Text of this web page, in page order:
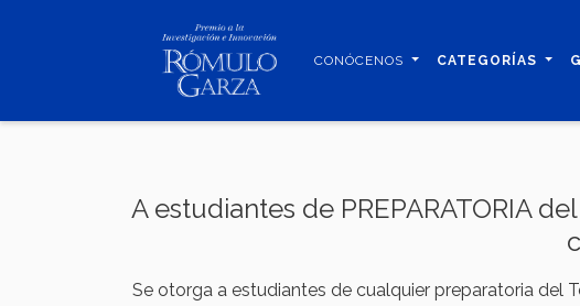
CONÓCENOS CATEGORÍAS
A estudiantes de PREPARATORIA
Se otorga a estudiantes de cualquier preparatoria del